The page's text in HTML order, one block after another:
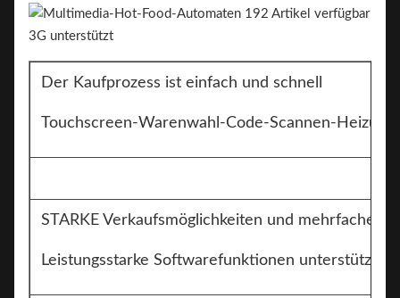
Der Kaufprozess ist einfach und schnell
Touchscreen-Warenwahl-Code-Scannen-
STARKE Verkaufsmöglichkeiten und mehrfache
Leistungsstarke Softwarefunktionen unterstützen